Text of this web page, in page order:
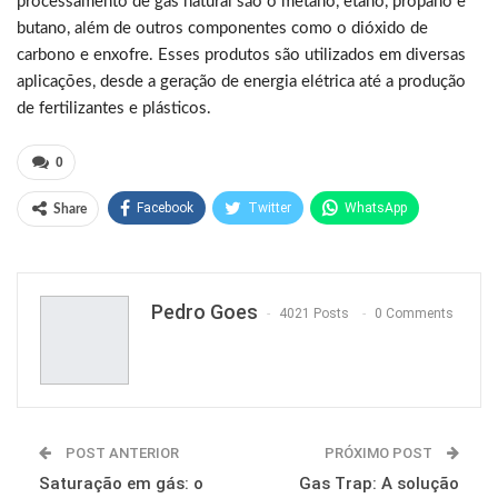
butano, além de outros componentes como o dióxido de
carbono e enxofre. Esses produtos são utilizados em diversas
aplicações, desde a geração de energia elétrica até a produção
de fertilizantes e plásticos.
0
Share Facebook Twitter WhatsApp
Pedro Goes 4021 Posts 0 Comments
POST ANTERIOR
Saturação em gás: o
PRÓXIMO POST
Gas Trap: A solução